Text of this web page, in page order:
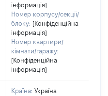
інформація]
Номер корпусу/секції/
блоку: [Конфіденційна
інформація]
Номер квартири/
кімнати/гаражу:
[Конфіденційна
інформація]
Країна: Україна